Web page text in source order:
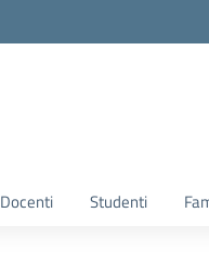
Docenti Studenti